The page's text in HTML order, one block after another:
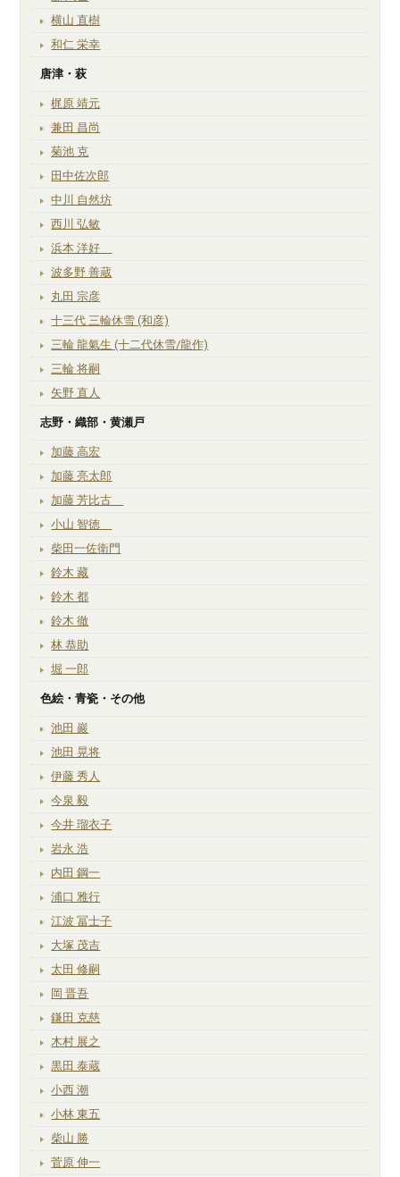
横山 直樹
和仁 栄幸
唐津・萩
梶原 靖元
兼田 昌尚
菊池 克
田中佐次郎
中川 自然坊
西川 弘敏
浜本 洋好
波多野 善蔵
丸田 宗彦
十三代 三輪休雪 (和彦)
三輪 龍氣生 (十二代休雪/龍作)
三輪 将嗣
矢野 直人
志野・織部・黄瀬戸
加藤 高宏
加藤 亮太郎
加藤 芳比古
小山 智徳
柴田一佐衛門
鈴木 藏
鈴木 都
鈴木 徹
林 恭助
堀 一郎
色絵・青瓷・その他
池田 巖
池田 晃将
伊藤 秀人
今泉 毅
今井 瑠衣子
岩永 浩
内田 鋼一
浦口 雅行
江波 冨士子
大塚 茂吉
太田 修嗣
岡 晋吾
鎌田 克慈
木村 展之
黒田 泰蔵
小西 潮
小林 東五
柴山 勝
菅原 伸一